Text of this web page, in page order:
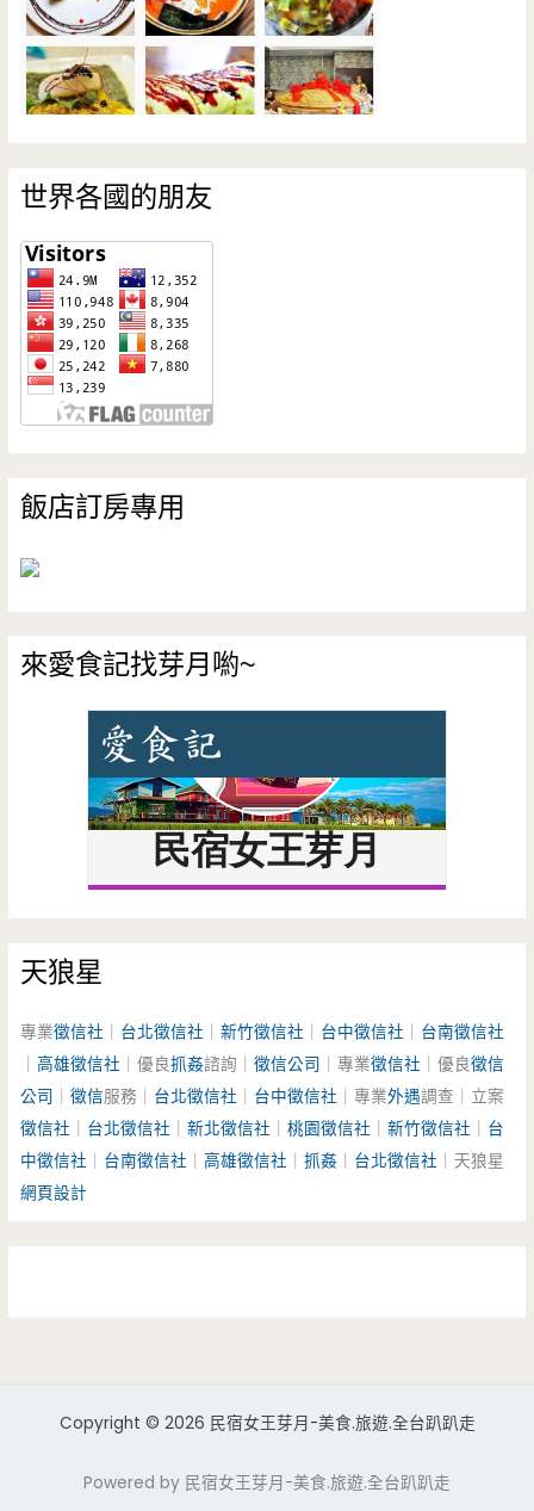
世界各國的朋友
飯店訂房專用
來愛食記找芽月喲~
天狼星
專業徵信社 台北徵信社 ｜新竹徵信社 台中徵信社
台南徵信社
｜高雄徵信社 ｜優良抓姦諮詢｜徵信公司 ｜專業徵信社 ｜優良徵信
公司 ｜徵信服務｜ 台北徵信社 台中徵信社 ｜專業外遇調查｜立案
徵信社
台北徵信社 ｜新北徵信社 ｜桃園徵信社 ｜新竹徵信社
台
中徵信社
台南徵信社 ｜高雄徵信社 ｜抓姦 台北徵信社 ｜天狼星
網頁設計
Copyright © 2026 民宿女王芽月-美食.旅遊.全台趴趴走
Powered by 民宿女王芽月-美食.旅遊.全台趴趴走